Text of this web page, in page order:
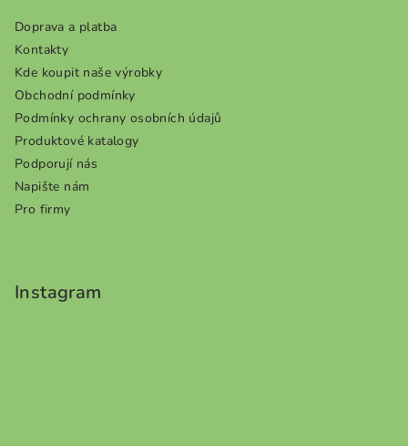
Doprava a platba
Kontakty
Kde koupit naše výrobky
Obchodní podmínky
Podmínky ochrany osobních údajů
Produktové katalogy
Podporují nás
Napište nám
Pro firmy
Instagram